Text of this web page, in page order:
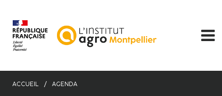
contenu
principal
ACCUEIL AGENDA